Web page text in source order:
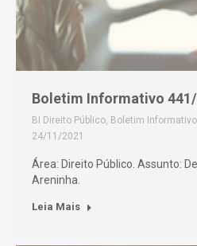
Boletim Informativo 441/
BI Direito Público, Boletim Informativo
24/11/2021
Área: Direito Público. Assunto:
Areninha.
Leia Mais